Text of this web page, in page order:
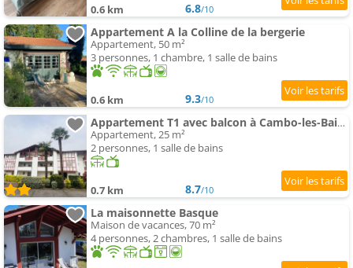
0.6 km 6.8/10
Appartement A la Colline de la bergerie
Appartement, 50 m²
3 personnes, 1 chambre, 1 salle de bains
0.6 km 9.3/10
Appartement T1 avec balcon à Cambo-les-Bains, parking inclus, 2 couchages - FR-1-495-16
Appartement, 25 m²
2 personnes, 1 salle de bains
0.7 km 8.7/10
La maisonnette Basque
Maison de vacances, 70 m²
4 personnes, 2 chambres, 1 salle de bains